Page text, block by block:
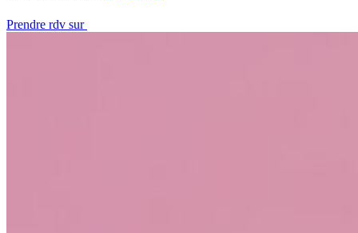
Prendre rdv sur